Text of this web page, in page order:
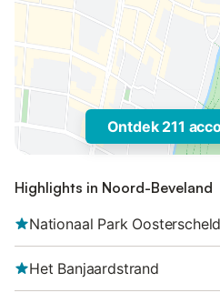
Ontdek 211
Highlights in Noord-Beveland
Nationaal Park
Het Banjaardstrand